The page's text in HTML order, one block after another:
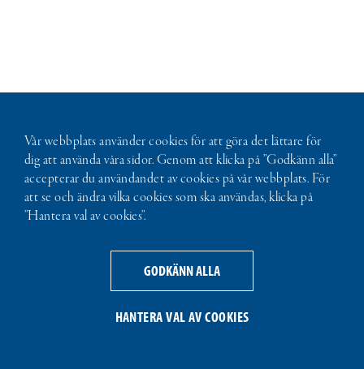
Vår webbplats använder cookies för att göra det lättare för
dig att använda våra sidor. Genom att klicka på ”Godkänn alla”
accepterar du användandet av cookies på vår webbplats. För
att se och ändra vilka cookies som ska användas, klicka på
”Hantera val av cookies”.
GODKÄNN ALLA
HANTERA VAL AV COOKIES